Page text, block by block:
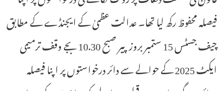
فیصلہ محفوظ رکھ لیا تھا۔ عدالت عظمیٰ کے ایجنڈے کے مطابق
چیف جسٹس 15 ستمبر بروز پیر صبح 10.30 بجے وقف ترمیمی
ایکٹ 2025 کے حوالے سے دائر درخواستوں پر اپنا فیصلہ